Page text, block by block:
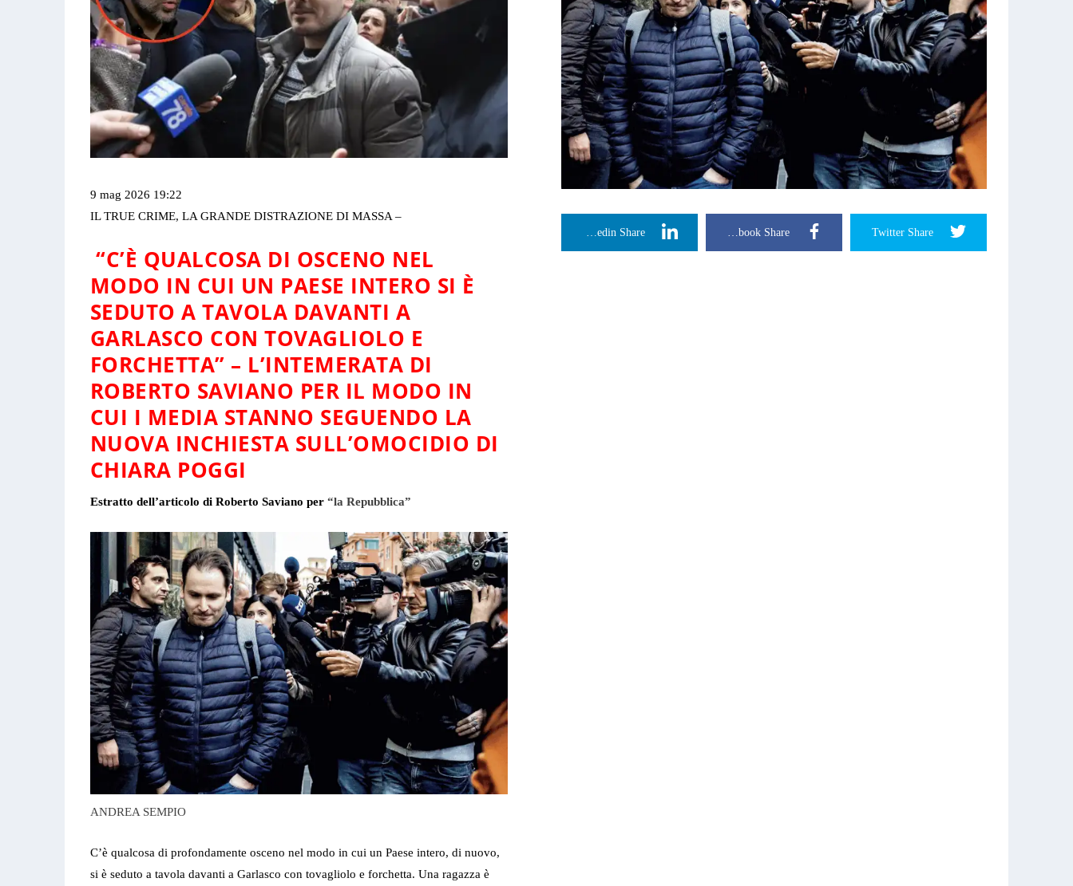
9 mag 2026 19:22
IL TRUE CRIME, LA GRANDE DISTRAZIONE DI MASSA –
“C’È QUALCOSA DI OSCENO NEL
MODO IN CUI UN PAESE INTERO SI È
SEDUTO A TAVOLA DAVANTI A
GARLASCO CON TOVAGLIOLO E
FORCHETTA” – L’INTEMERATA DI
ROBERTO SAVIANO PER IL MODO IN
CUI I MEDIA STANNO SEGUENDO LA
NUOVA INCHIESTA SULL’OMOCIDIO DI
CHIARA POGGI
Estratto dell’articolo di Roberto Saviano per “la Repubblica”
ANDREA SEMPIO
C’è qualcosa di profondamente osceno nel modo in cui un Paese intero, di nuovo,
si è seduto a tavola davanti a Garlasco con tovagliolo e forchetta. Una ragazza è
Twitter Share
Facebook Share
Linkedin Share